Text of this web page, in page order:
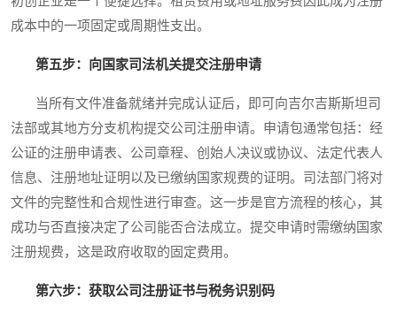
成本中的一项固定或周期性支出。
第五步：向国家司法机关提交注册申请
当所有文件准备就绪并完成认证后，即可向吉尔吉斯斯坦司
法部或其地方分支机构提交公司注册申请。申请包通常包括：经
公证的注册申请表、公司章程、创始人决议或协议、法定代表人
信息、注册地址证明以及已缴纳国家规费的证明。司法部门将对
文件的完整性和合规性进行审查。这一步是官方流程的核心，其
成功与否直接决定了公司能否合法成立。提交申请时需缴纳国家
注册规费，这是政府收取的固定费用。
第六步：获取公司注册证书与税务识别码